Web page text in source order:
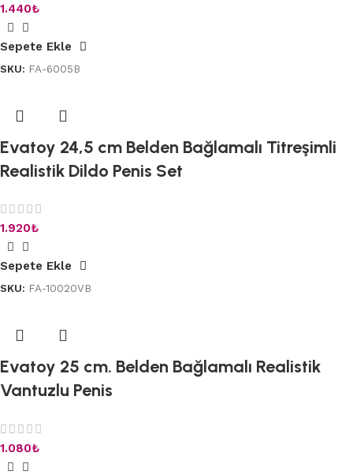
1.440₺
Sepete Ekle
SKU: FA-6005B
Evatoy 24,5 cm Belden Bağlamalı Titreşimli
Realistik Dildo Penis Set
1.920₺
Sepete Ekle
SKU: FA-10020VB
Evatoy 25 cm. Belden Bağlamalı Realistik
Vantuzlu Penis
1.080₺